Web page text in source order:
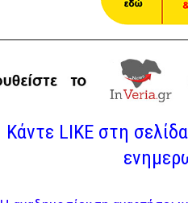
Κάντε LIKE στη